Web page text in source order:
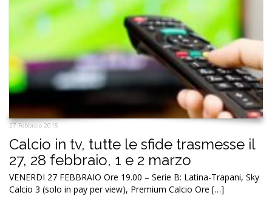
27 Febbraio 2015
Calcio in tv, tutte le sfide trasmesse il
27, 28 febbraio, 1 e 2 marzo
VENERDI 27 FEBBRAIO Ore 19.00 – Serie B: Latina-Trapani, Sky
Calcio 3 (solo in pay per view), Premium Calcio Ore […]